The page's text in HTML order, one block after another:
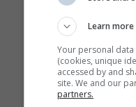
Learn more
Your personal
(cookies, unique
accessed by and
site. We and our
partners.